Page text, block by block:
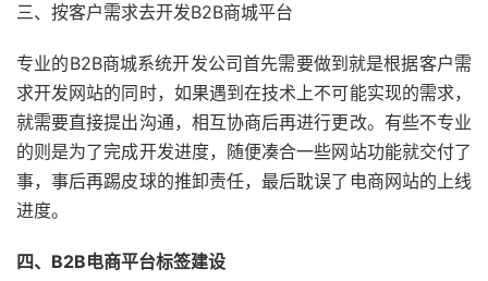
三、按客户需求去开发B2B商城平台
专业的B2B商城系统开发公司首先需要做到就是根据客户需
求开发网站的同时，如果遇到在技术上不可能实现的需求，
就需要直接提出沟通，相互协商后再进行更改。有些不专业
的则是为了完成开发进度，随便凑合一些网站功能就交付了
事，事后再踢皮球的推卸责任，最后耽误了电商网站的上线
进度。
四、B2B电商平台标签建设